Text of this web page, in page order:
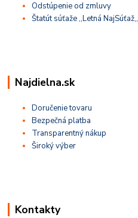
Odstúpenie od zmluvy
Štatút súťaže ,,Letná NajSúťaž,,
Najdielna.sk
Doručenie tovaru
Bezpečná platba
Transparentný nákup
Široký výber
Kontakty